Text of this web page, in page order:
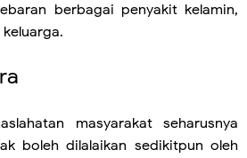
berbagai penyakit kelamin,
masyarakat seharusnya
boleh dilalaikan sedikitpun oleh